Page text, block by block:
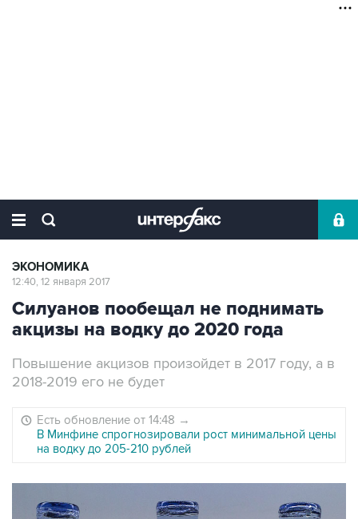
ЭКОНОМИКА
12:40, 12 января 2017
Силуанов пообещал не поднимать
акцизы на водку до 2020 года
Повышение акцизов произойдет в 2017 году, а в
2018-2019 его не будет
Есть обновление от 14:48 →
В Минфине спрогнозировали рост минимальной цены
на водку до 205-210 рублей